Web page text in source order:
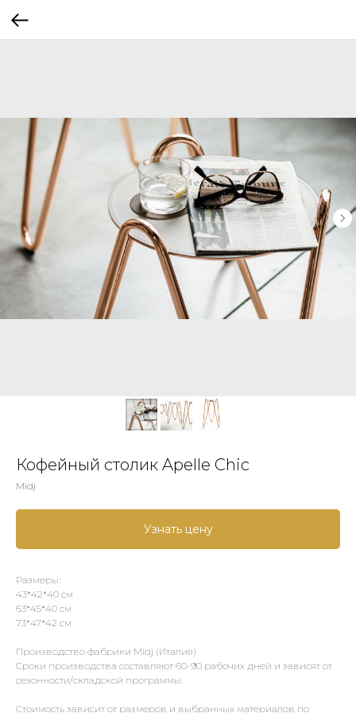
Кофейный столик Apelle Chic
Midj
Узнать цену
Размеры:
43*42*40 см
63*45*40 см
73*47*42 см
Производство фабрики Midj (Италия)
Сроки производства составляют 60-90 рабочих дней и зависят от
сезонности/складской программы.
Стоимость зависит от размеров и выбранных материалов по